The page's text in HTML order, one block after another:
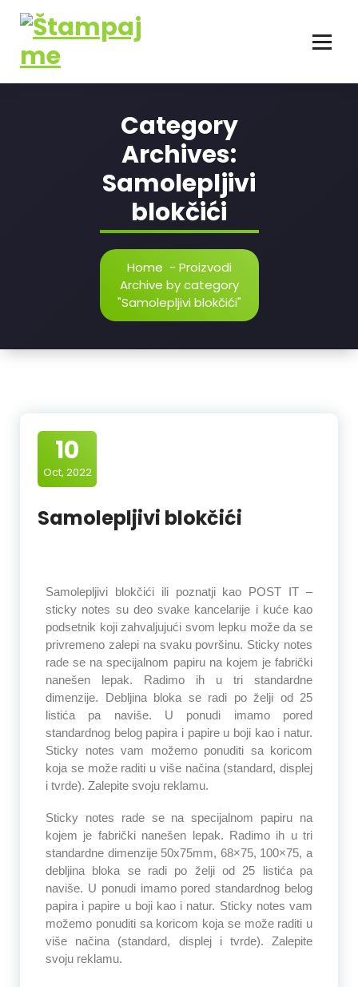
Category
Archives:
Samolepljivi
blokčići
Home - Proizvodi
Archive by category
"Samolepljivi blokčići"
10
Oct, 2022
Samolepljivi blokčići
Samolepljivi blokčići ili poznatji kao POST IT –
sticky notes su deo svake kancelarije i kuće kao
podsetnik koji zahvaljujući svom lepku može da se
privremeno zalepi na svaku površinu. Sticky notes
rade se na specijalnom papiru na kojem je fabrički
nanešen lepak. Radimo ih u tri standardne
dimenzije. Debljina bloka se radi po želji od 25
listića pa naviše. U ponudi imamo pored
standardnog belog papira i papire u boji kao i natur.
Sticky notes vam možemo ponuditi sa koricom
koja se može raditi u više načina (standard, displej
i tvrde). Zalepite svoju reklamu.
Sticky notes rade se na specijalnom papiru na
kojem je fabrički nanešen lepak. Radimo ih u tri
standardne dimenzije 50x75mm, 68×75, 100×75, a
debljina bloka se radi po želji od 25 listića pa
naviše. U ponudi imamo pored standardnog belog
papira i papire u boji kao i natur. Sticky notes vam
možemo ponuditi sa koricom koja se može raditi u
više načina (standard, displej i tvrde). Zalepite
svoju reklamu.